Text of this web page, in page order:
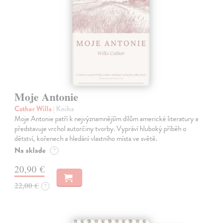
Moje Antonie
Cather Willa| Kniha
Moje Antonie patří k nejvýznamnějším dílům americké literatury a
představuje vrchol autorčiny tvorby. Vypráví hluboký příběh o
dětství, kořenech a hledání vlastního místa ve světě.
Na sklade ?
20,90 €
22,00 € ?